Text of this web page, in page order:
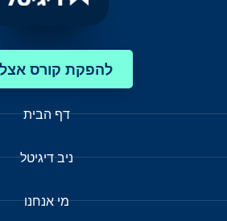
להפקת קורס
דף הבית
ניב דיגיטל
מי אנחנו